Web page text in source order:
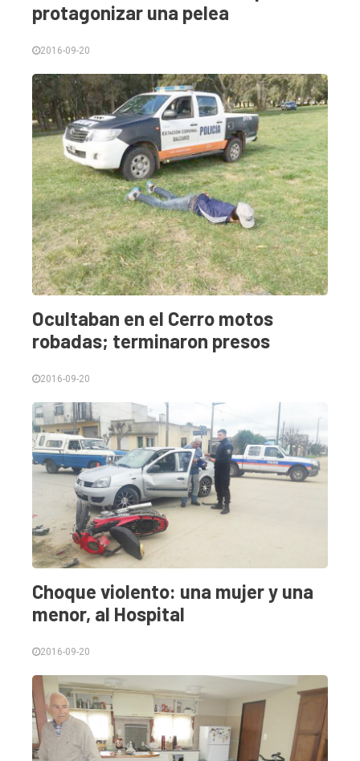
Balcarce
Inicio
Tendencia
General
Política
Cultura
Entrevistas
Rural
Deportes
Fúnebres
Empresa
Nosotros
Contacto
protagonizar una pelea
2016-09-20
Ocultaban en el Cerro motos
robadas; terminaron presos
2016-09-20
Choque violento: una mujer y una
menor, al Hospital
2016-09-20